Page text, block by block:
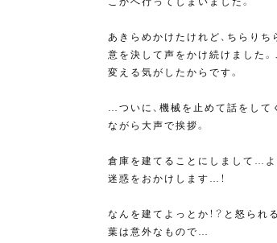
あきらめかけたけれど、ちらりち
意を決して声をかけ続けました
変える気がしたからです。
…ついに、機械を止めて話をし
ながら大声で挨拶。
倉庫を建てることにしまして…
迷惑をおかけします…！
なんを建てよっとか！？と怒ら
葉は意外なもので…